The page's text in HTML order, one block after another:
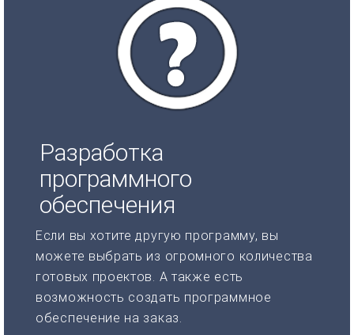
Разработка
программного
обеспечения
Если вы хотите другую программу, вы
можете выбрать из огромного количества
готовых проектов. А также есть
возможность создать программное
обеспечение на заказ.